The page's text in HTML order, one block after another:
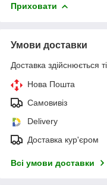
Приховати
Умови доставки
Доставка здійснюється
Нова Пошта
Самовивіз
Delivery
Доставка кур'єром
Всі умови доставки